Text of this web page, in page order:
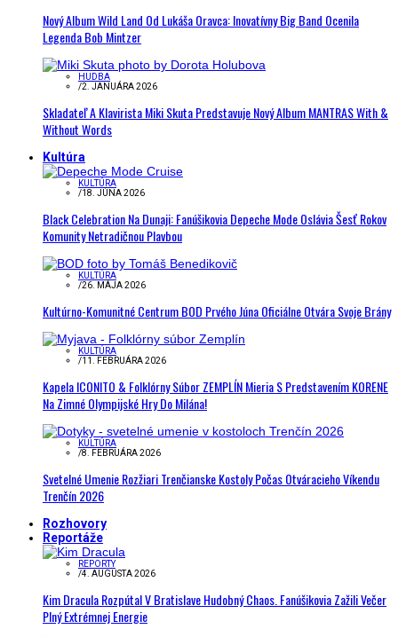
Nový Album Wild Land Od Lukáša Oravca: Inovatívny Big Band Ocenila
Legenda Bob Mintzer
HUDBA
/2. JANUÁRA 2026
Skladateľ A Klavirista Miki Skuta Predstavuje Nový Album MANTRAS With &
Without Words
Kultúra
KULTÚRA
/18. JÚNA 2026
Black Celebration Na Dunaji: Fanúšikovia Depeche Mode Oslávia Šesť Rokov
Komunity Netradičnou Plavbou
KULTÚRA
/26. MÁJA 2026
Kultúrno-Komunitné Centrum BOD Prvého Júna Oficiálne Otvára Svoje Brány
KULTÚRA
/11. FEBRUÁRA 2026
Kapela ICONITO & Folklórny Súbor ZEMPLÍN Mieria S Predstavením KORENE
Na Zimné Olympijské Hry Do Milána!
KULTÚRA
/8. FEBRUÁRA 2026
Svetelné Umenie Rozžiari Trenčianske Kostoly Počas Otváracieho Víkendu
Trenčín 2026
Rozhovory
Reportáže
REPORTY
/4. AUGUSTA 2026
Kim Dracula Rozpútal V Bratislave Hudobný Chaos. Fanúšikovia Zažili Večer
Plný Extrémnej Energie